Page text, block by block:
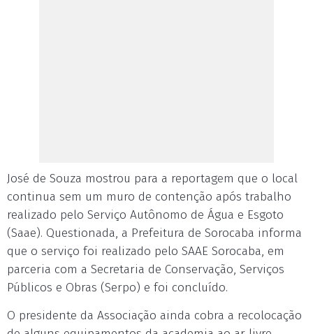
José de Souza mostrou para a reportagem que o local
continua sem um muro de contenção após trabalho
realizado pelo Serviço Autônomo de Água e Esgoto
(Saae). Questionada, a Prefeitura de Sorocaba informa
que o serviço foi realizado pelo SAAE Sorocaba, em
parceria com a Secretaria de Conservação, Serviços
Públicos e Obras (Serpo) e foi concluído.
O presidente da Associação ainda cobra a recolocação